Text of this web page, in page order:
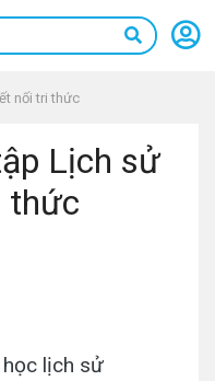
nối tri thức
Lịch sử
thức
học lịch sử